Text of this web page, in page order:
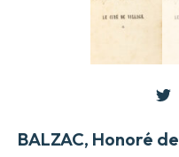
BALZAC, Honoré de